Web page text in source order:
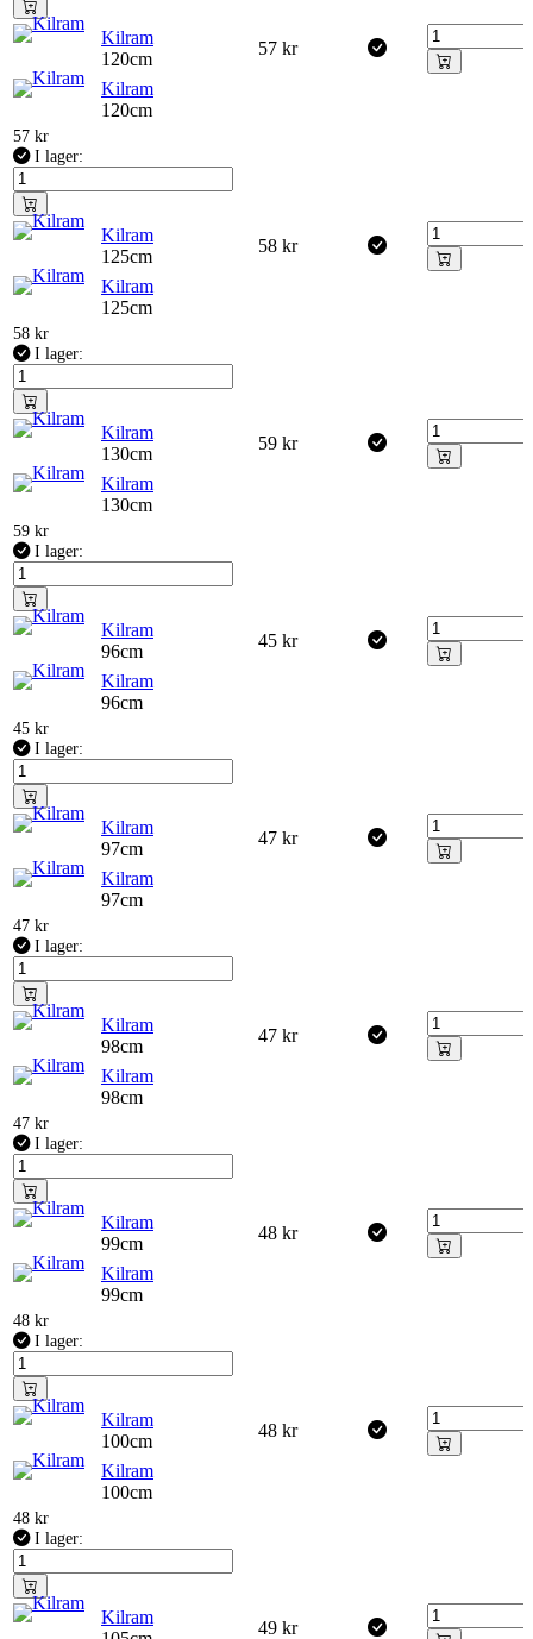
Kilram
120cm
57 kr
Kilram
120cm
57 kr
I lager:
Kilram
125cm
58 kr
Kilram
125cm
58 kr
I lager:
Kilram
130cm
59 kr
Kilram
130cm
59 kr
I lager:
Kilram
96cm
45 kr
Kilram
96cm
45 kr
I lager:
Kilram
97cm
47 kr
Kilram
97cm
47 kr
I lager:
Kilram
98cm
47 kr
Kilram
98cm
47 kr
I lager:
Kilram
99cm
48 kr
Kilram
99cm
48 kr
I lager:
Kilram
100cm
48 kr
Kilram
100cm
48 kr
I lager:
Kilram
49 kr